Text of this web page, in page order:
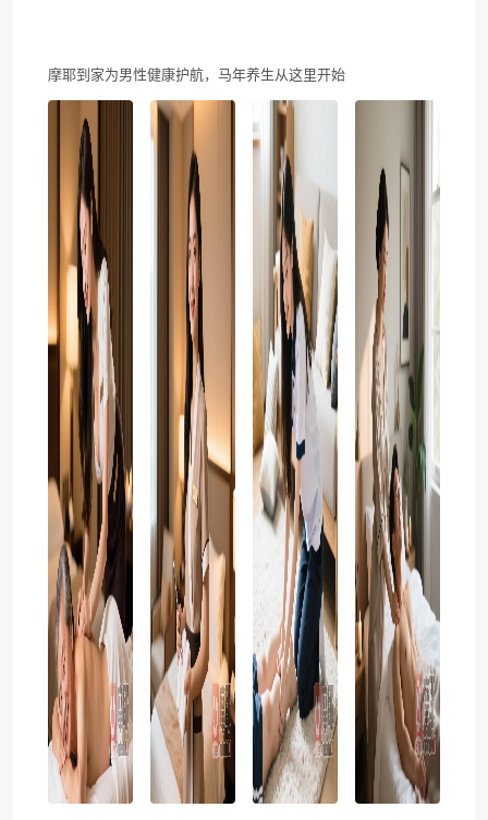
摩耶到家为男性健康护航，马年养生从这里开始